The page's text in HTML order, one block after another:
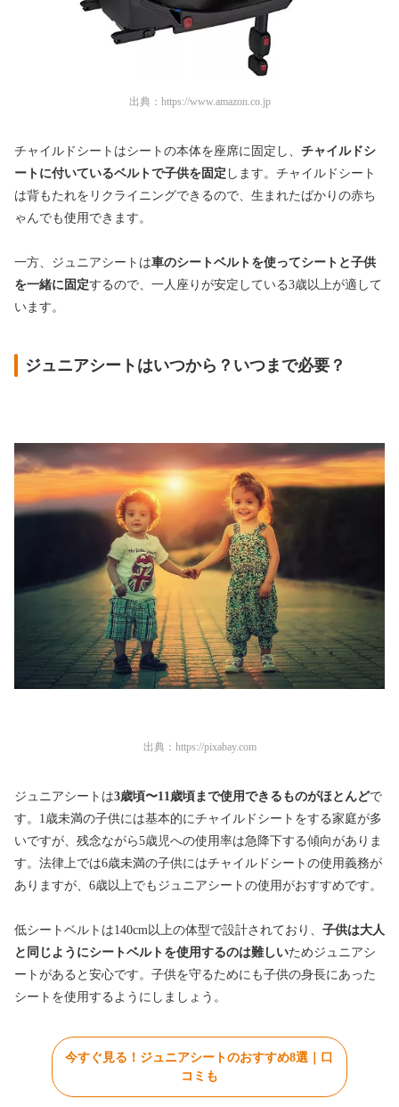
出典： https://www.amazon.co.jp
チャイルドシートはシートの本体を座席に固定し、 チャイルドシ
ートに付いているベルトで子供を固定 します。チャイルドシート
は背もたれをリクライニングできるので、生まれたばかりの赤ち
ゃんでも使用できます。
一方、ジュニアシートは車のシートベルトを使ってシートと子供
を一緒に固定するので、一人座りが安定している3歳以上が適して
います。
ジュニアシートはいつから？いつまで必要？
出典： https://pixabay.com
ジュニアシートは3歳頃〜11歳頃まで使用できるものがほとんどで
す。1歳未満の子供には基本的にチャイルドシートをする家庭が多
いですが、残念ながら5歳児への使用率は急降下する傾向がありま
す。法律上では6歳未満の子供にはチャイルドシートの使用義務が
ありますが、6歳以上でもジュニアシートの使用がおすすめです。
低シートベルトは140cm以上の体型で設計されており、 子供は大人
と同じようにシートベルトを使用するのは難しいためジュニアシ
ートがあると安心です。子供を守るためにも子供の身長にあった
シートを使用するようにしましょう。
今すぐ見る！ジュニアシートのおすすめ8選｜口
コミも